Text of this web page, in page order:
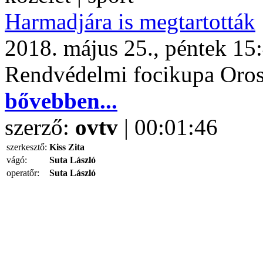
Harmadjára is megtartották
2018. május 25., péntek
Rendvédelmi focikupa
bővebben...
szerző: ovtv | 00:01:46
szerkesztő: Kiss Zita
vágó:
Suta László
operatőr:
Suta László